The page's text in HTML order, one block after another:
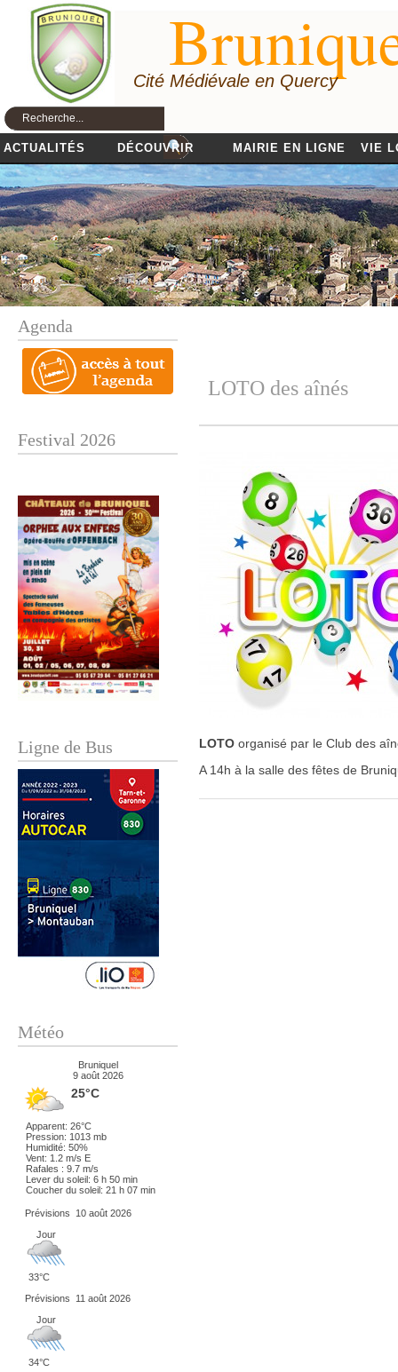
Cité Médiévale en Quercy
ACTUALITÉS DÉCOUVRIR MAIRIE EN LIGNE VIE
Agenda
Festival 2026
Ligne de Bus
Météo
Bruniquel
9 août 2026
25°C
Apparent: 26°C
Pression: 1013 mb
Humidité: 50%
Vent: 1.2 m/s E
Rafales : 9.7 m/s
Lever du soleil: 6 h 50 min
Coucher du soleil: 21 h 07 min
Prévisions
10 août 2026
Jour
33°C
Prévisions
11 août 2026
Jour
34°C
LOTO des aînés
LOTO organisé par le Club des
A 14h à la salle des fêtes de